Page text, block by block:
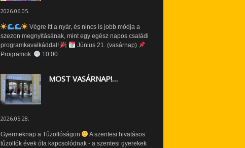
2026.06.05.
Végre itt a nyár, és nincs is jobb módja a
szezon megnyitásának, mint egy egész napos családi
programkavalkáddal!
Június 21. (vasárnap)
Programok:
10:00...
MOST VASÁRNAP!…
2026.05.28.
Gyermeknap a Tűzoltóságon
A szentesi hivatásos
tűzoltók évek óta kapcsolódnak - a szentesi gyerekek